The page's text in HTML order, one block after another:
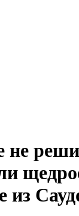
не
из